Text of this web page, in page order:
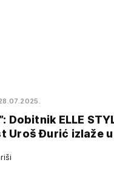
Dobitnik ELLE
Uroš Đurić izlaže